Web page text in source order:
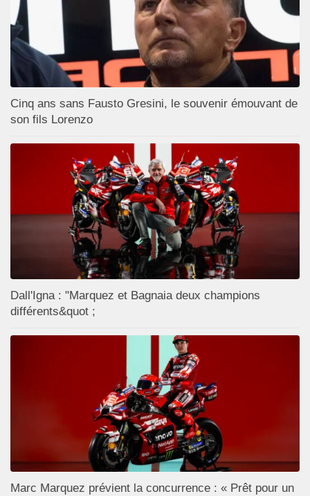
Cinq ans sans Fausto Gresini, le souvenir émouvant de
son fils Lorenzo
Dall'Igna : "Marquez et Bagnaia deux champions
différents&quot ;
Marc Marquez prévient la concurrence : « Prêt pour un